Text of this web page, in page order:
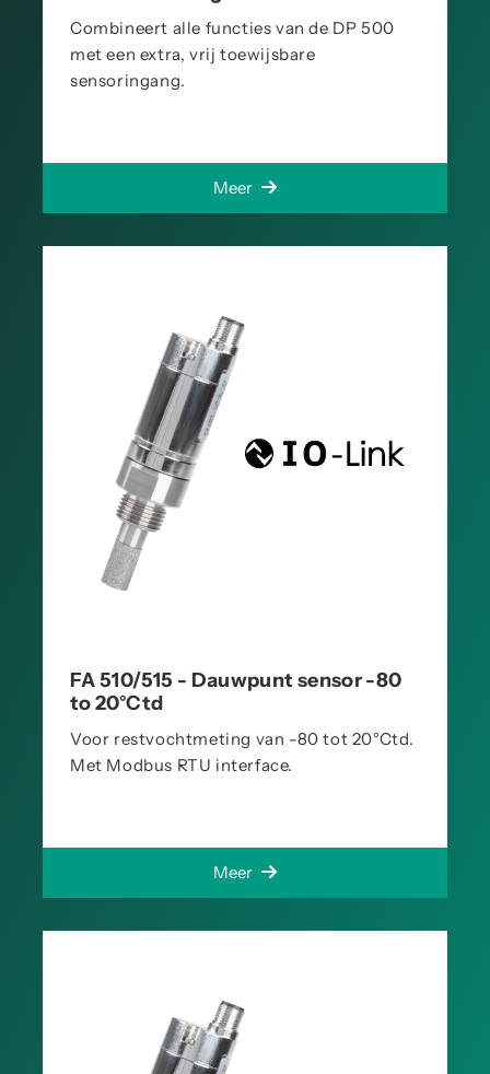
Combineert alle functies van de DP 500
met een extra, vrij toewijsbare
sensoringang.
Meer
FA 510/515 - Dauwpunt sensor -80
to 20°Ctd
Voor restvochtmeting van -80 tot 20°Ctd.
Met Modbus RTU interface.
Meer